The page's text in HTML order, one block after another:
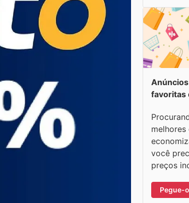
favoritas
você
preços
Pegue-